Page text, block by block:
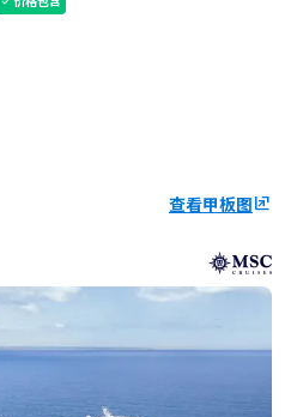
查看甲板图ungroup